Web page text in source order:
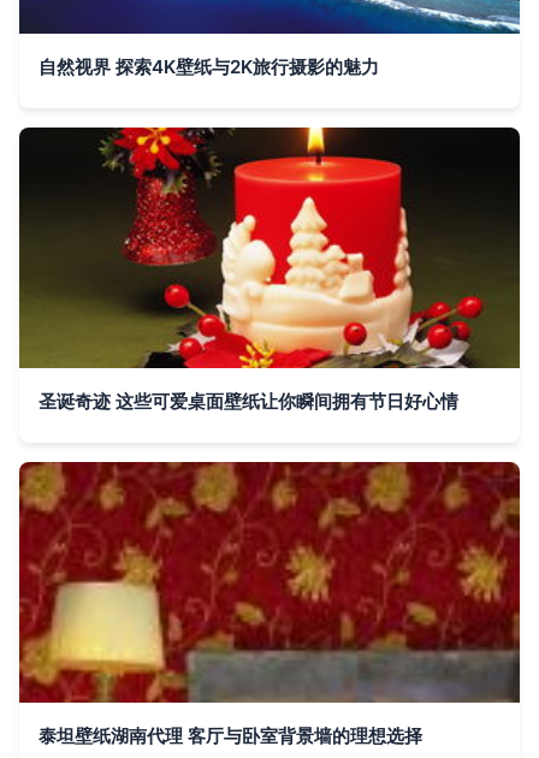
自然视界 探索4K壁纸与2K旅行摄影的魅力
圣诞奇迹 这些可爱桌面壁纸让你瞬间拥有节日好心情
泰坦壁纸湖南代理 客厅与卧室背景墙的理想选择